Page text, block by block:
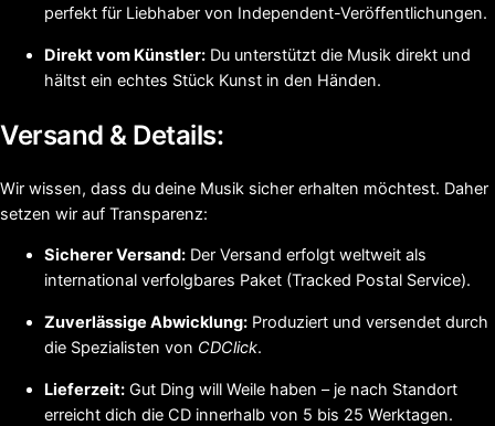
perfekt für Liebhaber von Independent-Veröffentlichungen.
Direkt vom Künstler: Du unterstützt die Musik direkt und
hältst ein echtes Stück Kunst in den Händen.
Versand & Details:
Wir wissen, dass du deine Musik sicher erhalten möchtest. Daher
setzen wir auf Transparenz:
Sicherer Versand: Der Versand erfolgt weltweit als
international verfolgbares Paket (Tracked Postal Service).
Zuverlässige Abwicklung: Produziert und versendet durch
die Spezialisten von CDClick.
Lieferzeit: Gut Ding will Weile haben – je nach Standort
erreicht dich die CD innerhalb von 5 bis 25 Werktagen.